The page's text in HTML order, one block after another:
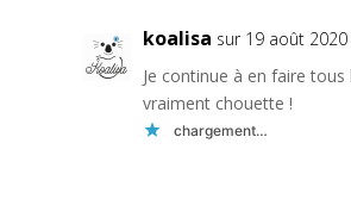
koalisa sur 19 août
Je continue à en faire tous
vraiment chouette !
chargement…